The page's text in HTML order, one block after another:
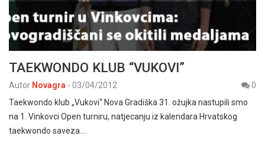
TAEKWONDO KLUB “VUKOVI”
Autor Novagra - 03/04/2012
0
Taekwondo klub „Vukovi“ Nova Gradiška 31. ožujka nastupili smo
na 1. Vinkovci Open turniru, natjecanju iz kalendara Hrvatskog
taekwondo saveza.…